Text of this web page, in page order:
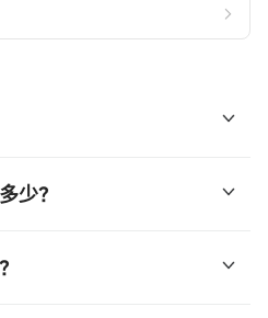
年1月13日上市， 一手认购金
少？